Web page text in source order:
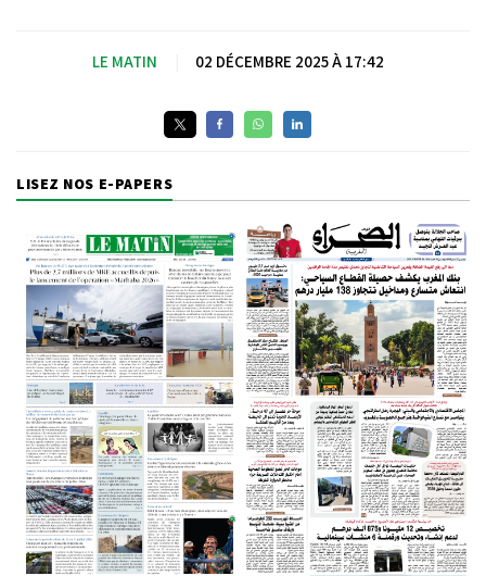
LE MATIN 02 DÉCEMBRE 2025 À 17:42
LISEZ NOS E-PAPERS